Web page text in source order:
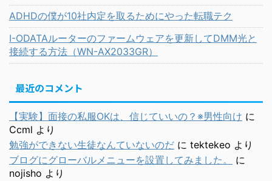
ADHDの僕が10社内定を取るためにやった転職テク
I-ODATAルーターのファームウェアを更新してDMM光と
接続する方法（WN-AX2033GR）
最近のコメント
【実験】面接の私服OKは、信じていいの？※男性向け に
Ccml より
勉強ができない生徒なんていないのだ に tektekeo より
ブログにグローバルメニューを設置してみました。
に
nojisho より